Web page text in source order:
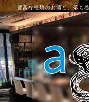
豊富な種類のお酒と、落ち